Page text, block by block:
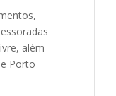
além
Porto